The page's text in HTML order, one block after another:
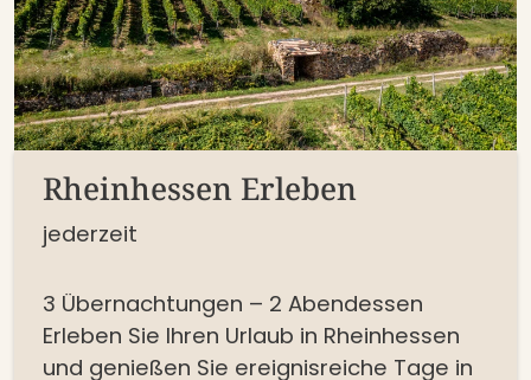
Rheinhessen Erleben
jederzeit
3 Übernachtungen – 2 Abendessen
Erleben Sie Ihren Urlaub in Rheinhessen
und genießen Sie ereignisreiche Tage in